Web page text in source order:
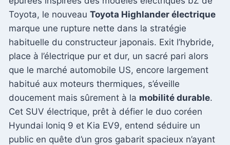
Toyota, le nouveau Toyota Highlander électrique
marque une rupture nette dans la stratégie
habituelle du constructeur japonais. Exit l’hybride,
place à l’électrique pur et dur, un sacré pari alors
que le marché automobile US, encore largement
habitué aux moteurs thermiques, s’éveille
doucement mais sûrement à la mobilité durable.
Cet SUV électrique, prêt à défier le duo coréen
Hyundai Ioniq 9 et Kia EV9, entend séduire un
public en quête d’un gros gabarit spacieux n’ayant